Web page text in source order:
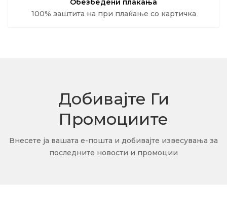
Обезбедени плаќања
100% заштита на при плаќање со картичка
Добивајте Ги
Промоциите
Внесете ја вашата е-пошта и добивајте извесувања за
последните новости и промоции